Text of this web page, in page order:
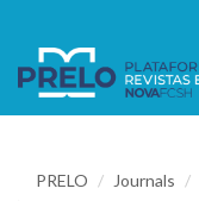
PRELO Journals